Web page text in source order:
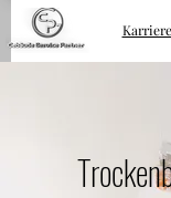
Karriere